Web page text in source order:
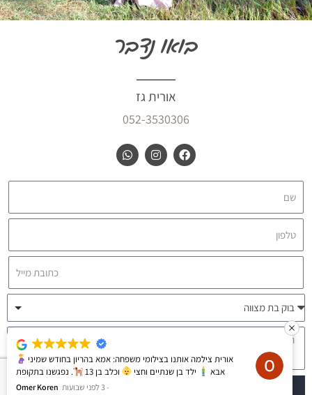
בואו נדבר
אורית גז
052-3530306
אורית צילמה אותנו בצילומי משפחה: אמא בהריון בחודש שמיני
אבא
ילד בן שנתיים וחצי וכלב בן 13
. נפגשנו בתקופת
מלחמה בזמן אזעקות, הייתה סופר רגישה, סבלנית ומקצועית במהלך
Omer Koren 3 לפני שבועות